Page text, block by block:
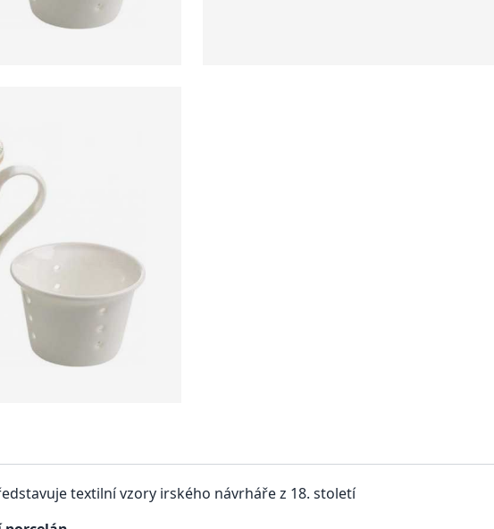
textilní vzory irského návrháře z 18. století